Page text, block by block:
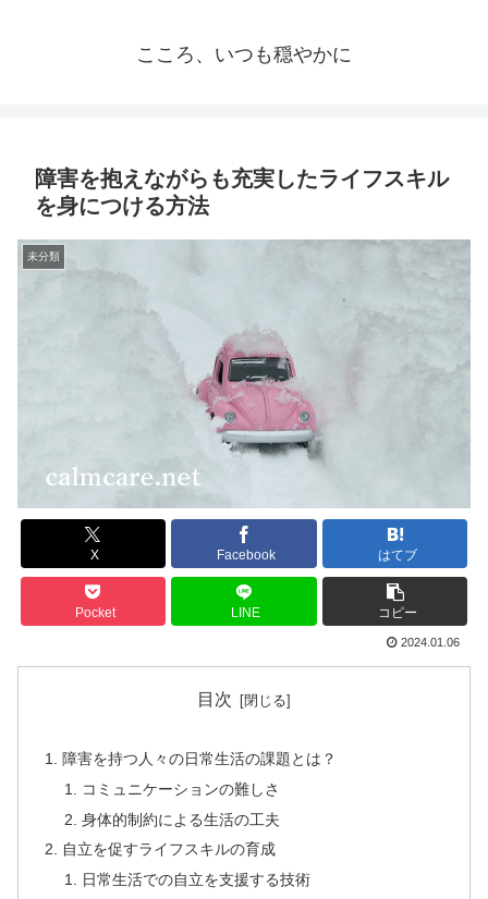
こころ、いつも穏やかに
障害を抱えながらも充実したライフスキル
を身につける方法
未分類
X Facebook はてブ
Pocket LINE コピー
2024.01.06
目次
障害を持つ人々の日常生活の課題とは？
コミュニケーションの難しさ
身体的制約による生活の工夫
自立を促すライフスキルの育成
日常生活での自立を支援する技術